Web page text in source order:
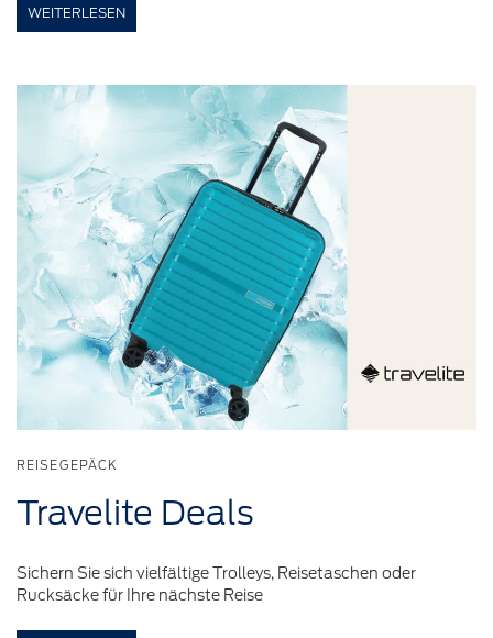
WEITERLESEN
REISEGEPÄCK
Travelite Deals
Sichern Sie sich vielfältige Trolleys, Reisetaschen oder
Rucksäcke für Ihre nächste Reise